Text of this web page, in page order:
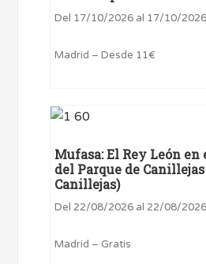
Del 17/10/2026 al 17/10/2026
Madrid – Desde 11€
Mufasa: El Rey León
del Parque de
Canillejas)
Del 22/08/2026 al 22/08/2026
Madrid – Gratis